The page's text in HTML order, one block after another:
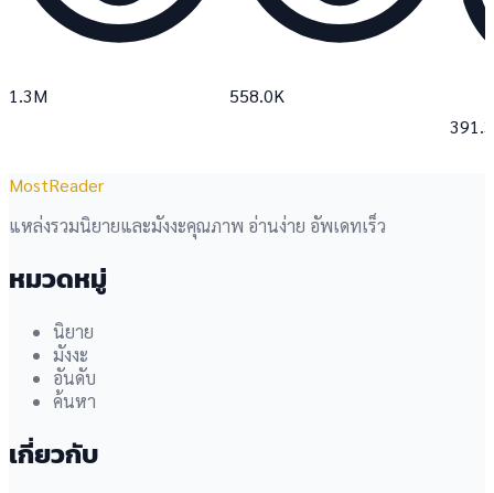
1.3M 558.0K
MostReader
แหล่งรวมนิยายและมังงะคุณภาพ อ่านง่าย อัพเดทเร็ว
หมวดหมู่
นิยาย
มังงะ
อันดับ
ค้นหา
เกี่ยวกับ